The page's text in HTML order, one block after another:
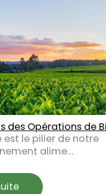
des Opérations de
est le pilier de notre
alime…